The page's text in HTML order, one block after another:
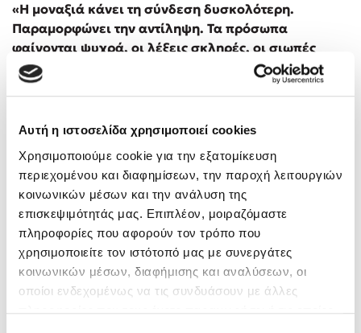
Αυτή η ιστοσελίδα χρησιμοποιεί cookies
Χρησιμοποιούμε cookie για την εξατομίκευση
περιεχομένου και διαφημίσεων, την παροχή λειτουργιών
κοινωνικών μέσων και την ανάλυση της
επισκεψιμότητάς μας. Επιπλέον, μοιραζόμαστε
πληροφορίες που αφορούν τον τρόπο που
χρησιμοποιείτε τον ιστότοπό μας με συνεργάτες
κοινωνικών μέσων, διαφήμισης και αναλύσεων, οι
οποίοι ενδεχομένως να τις συνδυάσουν με άλλες
«H μοναξιά κάνει τη σύνδεση δυσκολότερη.
Παραμορφώνει την αντίληψη. Τα πρόσωπα
φαίνονται ψυχρά, οι λέξεις σκληρές, οι σιωπές
εχθρικές».
Ποια είναι κάποια πρώτα βήματα ώστε να
Πρώτα απ’ όλα, να την ονομάσουμε: «Νιώθω
μοναξιά». Μετά να αντιληφθούμε το πώς αυτό
επηρεάζει τη σκέψη μας. Το αντίδοτο δεν είναι
μεγάλες χειρονομίες, αλλά μικρές και συνεπείς, όπως
το να στείλετε ένα μήνυμα σε κάποιον που σας λείπει.
Αυτό μπορεί να σας υπενθυμίσει πως οι άνθρωποι δεν
είναι πάντα απειλή. Τα σόσιαλ μίντια προσφέρουν την
ψευδαίσθηση της επαφής, αλλά συχνά αμβλύνουν την